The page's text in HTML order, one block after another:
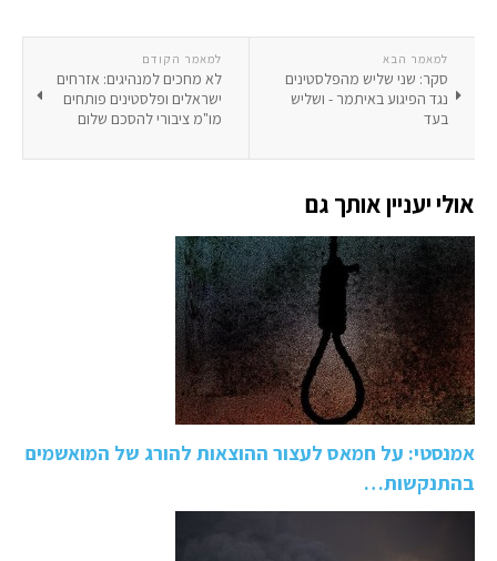
למאמר הקודם
לא מחכים למנהיגים: אזרחים
ישראלים ופלסטינים פותחים
מו"מ ציבורי להסכם שלום
למאמר הבא
סקר: שני שליש מהפלסטינים
נגד הפיגוע באיתמר - ושליש
בעד
אולי יעניין אותך גם
אמנסטי: על חמאס לעצור ההוצאות להורג של המואשמים
בהתנקשות…